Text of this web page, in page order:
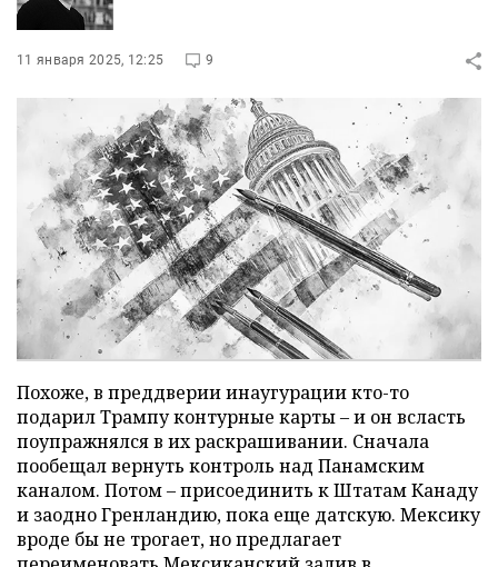
11 января 2025, 12:25 9
Похоже, в преддверии инаугурации кто-то
подарил Трампу контурные карты – и он всласть
поупражнялся в их раскрашивании. Сначала
пообещал вернуть контроль над Панамским
каналом. Потом – присоединить к Штатам Канаду
и заодно Гренландию, пока еще датскую. Мексику
вроде бы не трогает, но предлагает